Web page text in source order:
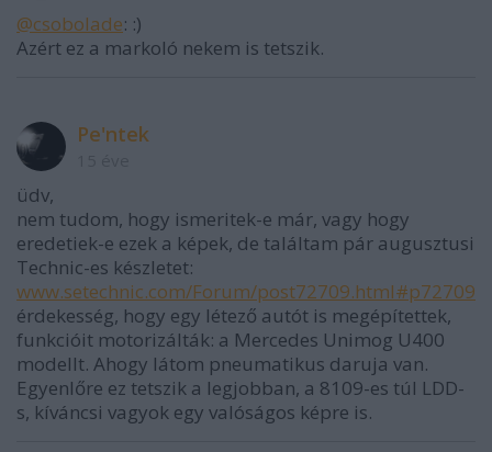
@csobolade: :)
Azért ez a markoló nekem is tetszik.
Pe'ntek
üdv,
nem tudom, hogy ismeritek-e már, vagy hogy
eredetiek-e ezek a képek, de találtam pár augusztusi
Technic-es készletet:
www.setechnic.com/Forum/post72709.html#p72709
érdekesség, hogy egy létező autót is megépítettek,
funkcióit motorizálták: a Mercedes Unimog U400
modellt. Ahogy látom pneumatikus daruja van.
Egyenlőre ez tetszik a legjobban, a 8109-es túl LDD-
s, kíváncsi vagyok egy valóságos képre is.